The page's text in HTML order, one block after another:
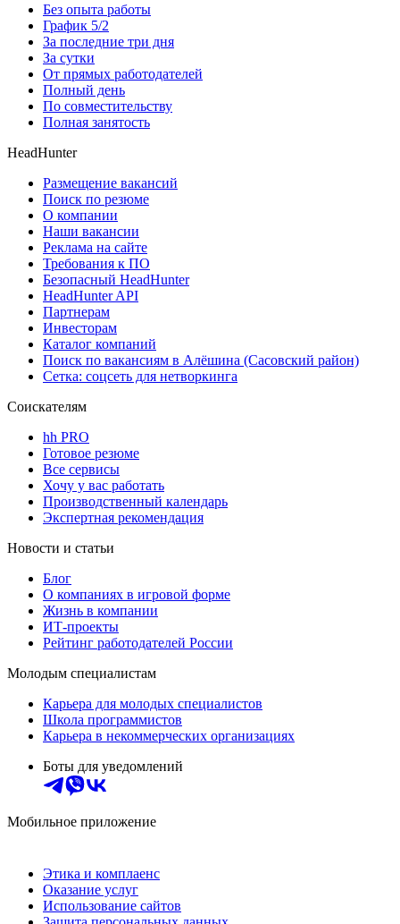
Без опыта работы
График 5/2
За последние три дня
За сутки
От прямых работодателей
Полный день
По совместительству
Полная занятость
HeadHunter
Размещение вакансий
Поиск по резюме
О компании
Наши вакансии
Реклама на сайте
Требования к ПО
Безопасный HeadHunter
HeadHunter API
Партнерам
Инвесторам
Каталог компаний
Поиск по вакансиям в Алёшина (Сасовский район)
Сетка: соцсеть для нетворкинга
Соискателям
hh PRO
Готовое резюме
Все сервисы
Хочу у вас работать
Производственный календарь
Экспертная рекомендация
Новости и статьи
Блог
О компаниях в игровой форме
Жизнь в компании
ИТ-проекты
Рейтинг работодателей России
Молодым специалистам
Карьера для молодых специалистов
Школа программистов
Карьера в некоммерческих организациях
Боты для уведомлений
Мобильное приложение
Этика и комплаенс
Оказание услуг
Использование сайтов